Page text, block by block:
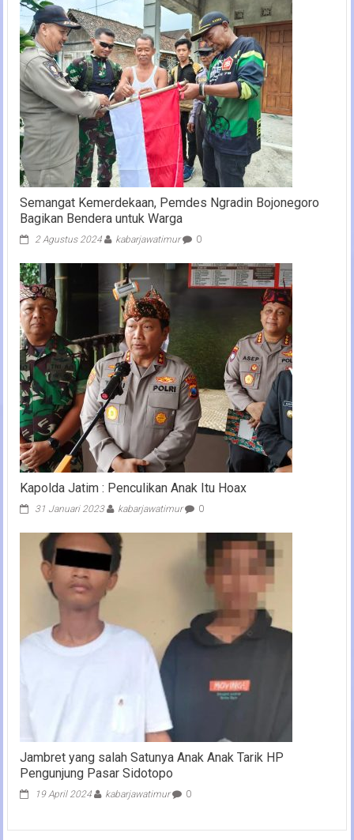
Semangat Kemerdekaan, Pemdes Ngradin Bojonegoro
Bagikan Bendera untuk Warga
2 Agustus 2024 kabarjawatimur 0
Kapolda Jatim : Penculikan Anak Itu Hoax
31 Januari 2023 kabarjawatimur 0
Jambret yang salah Satunya Anak Anak Tarik HP
Pengunjung Pasar Sidotopo
19 April 2024 kabarjawatimur 0